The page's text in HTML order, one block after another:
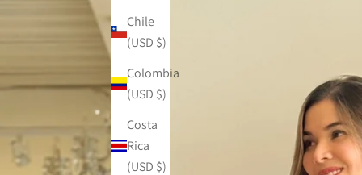
Chile
(USD $)
Colombia
(USD $)
Costa
Rica
(USD $)